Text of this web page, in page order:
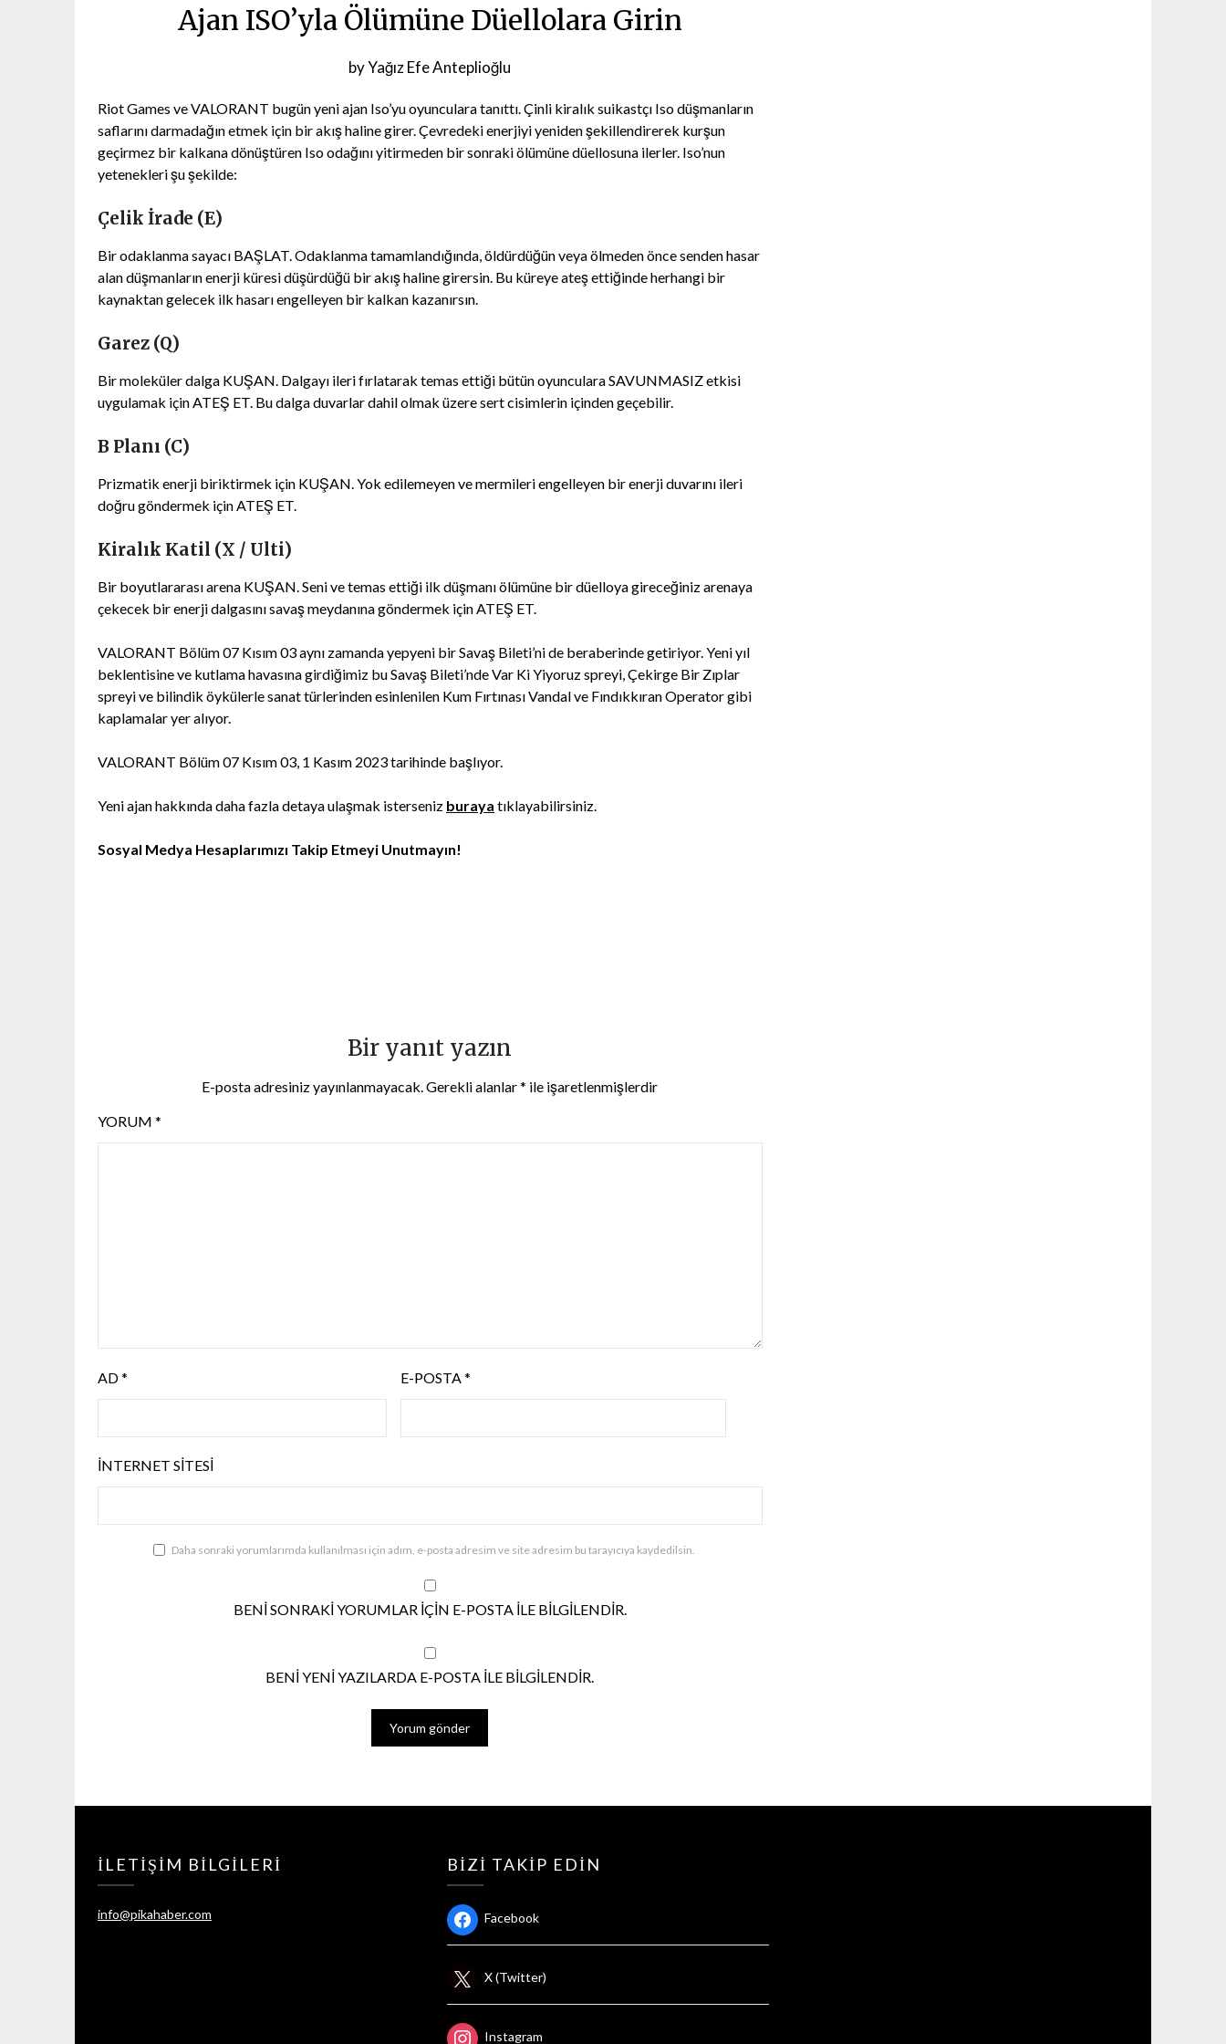
Ajan ISO’yla Ölümüne Düellolara Girin
Posted
20
Ekim
2023
byYağız Efe Anteplioğlu
Riot Games ve VALORANT bugün yeni ajan Iso’yu oyunculara tanıttı. Çinli kiralık suikastçı Iso düşmanların
saflarını darmadağın etmek için bir akış haline girer. Çevredeki enerjiyi yeniden şekillendirerek kurşun
geçirmez bir kalkana dönüştüren Iso odağını yitirmeden bir sonraki ölümüne düellosuna ilerler. Iso’nun
yetenekleri şu şekilde:
Çelik İrade (E)
Bir odaklanma sayacı BAŞLAT. Odaklanma tamamlandığında, öldürdüğün veya ölmeden önce senden hasar
alan düşmanların enerji küresi düşürdüğü bir akış haline girersin. Bu küreye ateş ettiğinde herhangi bir
kaynaktan gelecek ilk hasarı engelleyen bir kalkan kazanırsın.
Garez (Q)
Bir moleküler dalga KUŞAN. Dalgayı ileri fırlatarak temas ettiği bütün oyunculara SAVUNMASIZ etkisi
uygulamak için ATEŞ ET. Bu dalga duvarlar dahil olmak üzere sert cisimlerin içinden geçebilir.
B Planı (C)
Prizmatik enerji biriktirmek için KUŞAN. Yok edilemeyen ve mermileri engelleyen bir enerji duvarını ileri
doğru göndermek için ATEŞ ET.
Kiralık Katil (X / Ulti)
Bir boyutlararası arena KUŞAN. Seni ve temas ettiği ilk düşmanı ölümüne bir düelloya gireceğiniz arenaya
çekecek bir enerji dalgasını savaş meydanına göndermek için ATEŞ ET.
VALORANT Bölüm 07 Kısım 03 aynı zamanda yepyeni bir Savaş Bileti’ni de beraberinde getiriyor. Yeni yıl
beklentisine ve kutlama havasına girdiğimiz bu Savaş Bileti’nde Var Ki Yiyoruz spreyi, Çekirge Bir Zıplar
spreyi ve bilindik öykülerle sanat türlerinden esinlenilen Kum Fırtınası Vandal ve Fındıkkıran Operator gibi
kaplamalar yer alıyor.
VALORANT Bölüm 07 Kısım 03, 1 Kasım 2023 tarihinde başlıyor.
Yeni ajan hakkında daha fazla detaya ulaşmak isterseniz buraya tıklayabilirsiniz.
Sosyal Medya Hesaplarımızı Takip Etmeyi Unutmayın!
Bir yanıt yazın
E-posta adresiniz yayınlanmayacak. Gerekli alanlar* ile işaretlenmişlerdir
YORUM *
AD* E-POSTA *
İNTERNET SITESI
Daha sonraki yorumlarımda kullanılması için adım, e-posta adresim ve site adresim bu tarayıcıya kaydedilsin.
BENI SONRAKI YORUMLAR IÇIN E-POSTA ILE BILGILENDIR.
BENI YENI YAZILARDA E-POSTA ILE BILGILENDIR.
İLETIŞIM BILGILERI
info@pikahaber.com
BIZI TAKIP EDIN
Facebook
X (Twitter)
Instagram